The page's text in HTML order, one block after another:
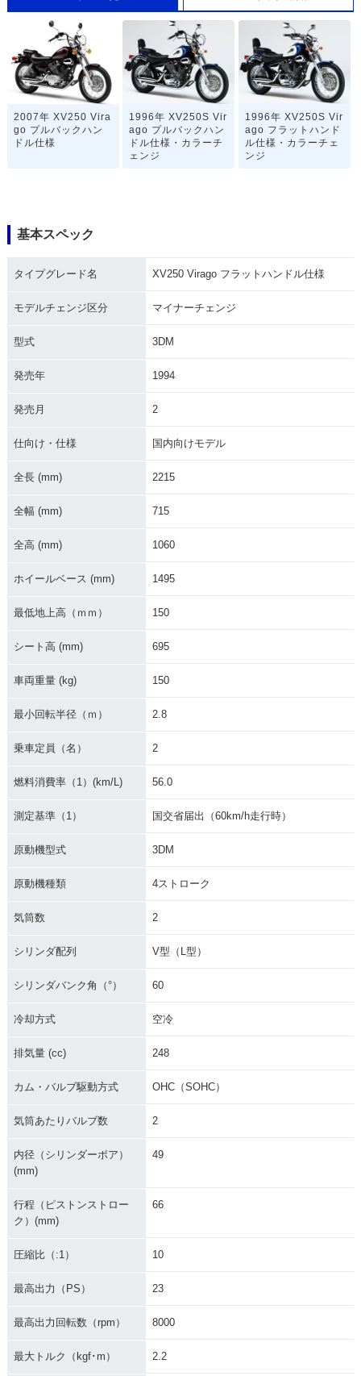
2007年 XV250 Vira
go プルバックハン
ドル仕様
1996年 XV250S Vir
ago プルバックハン
ドル仕様・カラーチ
ェンジ
1996年 XV250S Vir
ago フラットハンド
ル仕様・カラーチェ
ンジ
1996年 XV250 Vira
ドル仕様・マイナー
1994年 XV250S Vir
ドル仕様・追加
1994年 XV250S Vir
1994年 XV250 Vira
go プルバックハン
チェンジ
1994年 XV250 Vira
go フラットハンド
ェンジ
go フラットハンド
ェンジ
go プルバックハン
ェンジ
go Special プルバ
ックハンドル仕様・
go Special フラッ
トハンドル仕様・特
1988年 XV250 Vira
ル仕様・新登場
基本スペック
タイプグレード名 XV250 Virago フラットハンドル仕様
モデルチェンジ区分 マイナーチェンジ
型式 3DM
発売年 1994
発売月 2
仕向け・仕様 国内向けモデル
全長 (mm) 2215
全幅 (mm) 715
全高 (mm) 1060
ホイールベース (mm) 1495
最低地上高（ｍｍ） 150
シート高 (mm) 695
車両重量 (kg) 150
最小回転半径（ｍ） 2.8
乗車定員（名） 2
燃料消費率（1）(km/L) 56.0
測定基準（1） 国交省届出（60km/h走行時）
原動機型式 3DM
原動機種類 4ストローク
気筒数 2
シリンダ配列 V型（L型）
シリンダバンク角（°） 60
冷却方式 空冷
排気量 (cc) 248
カム・バルブ駆動方式 OHC（SOHC）
気筒あたりバルブ数 2
内径（シリンダーボア）
(mm)
49
行程（ピストンストロー
ク）(mm)
66
圧縮比（:1） 10
最高出力（PS） 23
最高出力回転数（rpm） 8000
最大トルク（kgf･m） 2.2